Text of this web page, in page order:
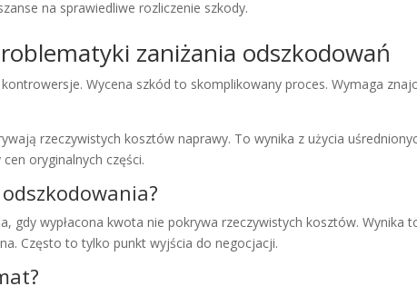
na sprawiedliwe rozliczenie szkody.
zaniżania odszkodowań
Wycena szkód to skomplikowany proces. Wymaga
rzeczywistych kosztów naprawy. To wynika z użycia
oryginalnych części.
gdy wypłacona kwota nie pokrywa rzeczywistych kosztów. Wynika
Często to tylko punkt wyjścia do negocjacji.